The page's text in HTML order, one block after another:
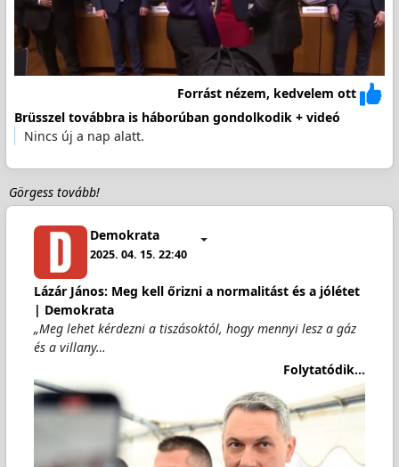
Forrást nézem, kedvelem ott
Brüsszel továbbra is háborúban gondolkodik + videó
Nincs új a nap alatt.
Görgess tovább!
Demokrata
2025. 04. 15. 22:40
Lázár János: Meg kell őrizni a normalitást és a jólétet
| Demokrata
„Meg lehet kérdezni a tiszásoktól, hogy mennyi lesz a gáz
és a villany…
Folytatódik...